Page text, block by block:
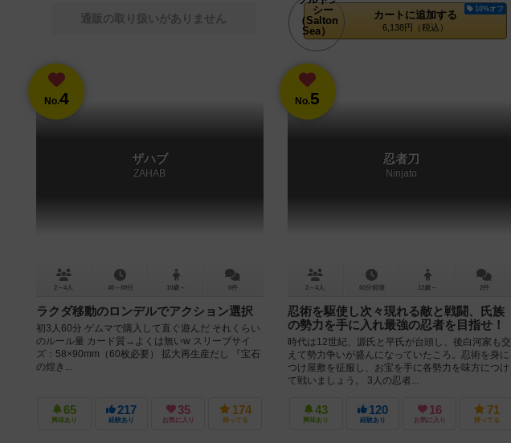
通販の取り扱いがありません
10%オフ
カートに追加する
6,138円（税込）
No.4
ザハブ
ZAHAB
2～4人 40～60分 10歳～ 6件
ラクダ移動のロンデルでアクション選択
初3人60分 ゲムマで購入して直ぐ遊んだ それくらい
のルール量 カード質→よくは無いw スリーブサイ
ズ：58×90mm（60枚必要） 拡大再生産だし 『宝石
の煌き...
65
興味あり
217
経験あり
35
お気に入り
174
持ってる
No.5
忍者刀
Ninjato
2～4人 60分前後 12歳～ 2件
忍術を駆使し次々現れる敵と戦闘、氏族
の勢力を手に入れ最強の忍者を目指せ！
時代は12世紀、源氏と平氏が台頭し、後白河家も交
えて勢力争いが盛んになっていたころ。忍術を身に
つけ屋敷を征服し、お宝を手に各勢力を味方につけ
て戦いましょう。 3人の忍者...
43
興味あり
120
経験あり
16
お気に入り
71
持ってる